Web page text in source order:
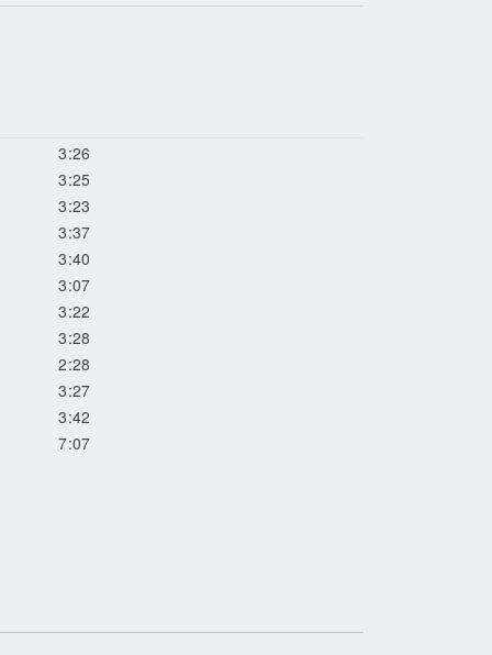
3:26
3:25
3:23
3:37
3:40
3:07
3:22
3:28
2:28
3:27
3:42
7:07